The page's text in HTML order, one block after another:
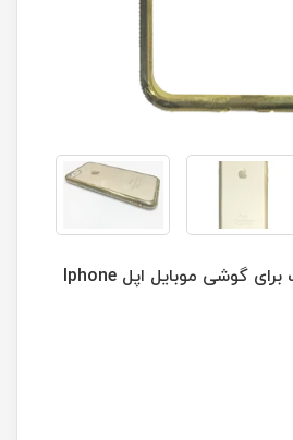
کاور مدل 2222 مناسب برای گوشی موبایل اپل Iphone